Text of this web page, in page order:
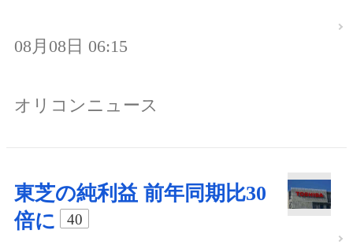
08月08日 06:15
オリコンニュース
東芝の純利益 前年同期比30
倍に
40